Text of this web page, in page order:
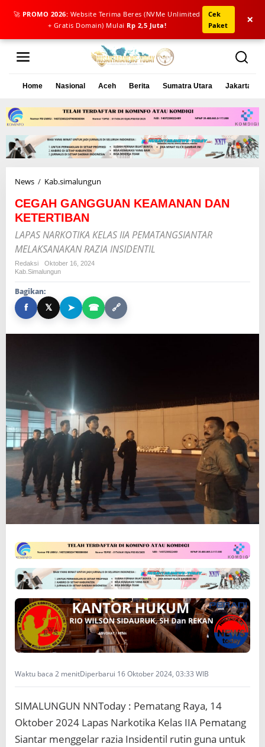
🚀 PROMO 2026: Website Terima Beres (NVMe Unlimited
+ Gratis Domain) Mulai Rp 2,5 Juta!
Cek
Paket
×
L
Home Nasional Aceh Berita Sumatra Utara Jakarta
News / Kab.simalungun
G
G
A
G
A
N
A
N
T
E
R
T
I
A
N
CEGAH GANGGUAN KEAMANAN DAN
KETERTIBAN
LAPAS NARKOTIKA KELAS IIA PEMATANGSIANTAR
MELAKSANAKAN RAZIA INSIDENTIL
Redaksi
Oktober 16, 2024
Kab.simalungun
Bagikan:
f 𝕏 ➤ ☎ 🔗
Waktu baca 2 menitDiperbarui 16 Oktober 2024, 03:33 WIB
SIMALUNGUN NNToday : Pematang Raya, 14
Oktober 2024 Lapas Narkotika Kelas IIA Pematang
Siantar menggelar razia Insidentil rutin guna untuk